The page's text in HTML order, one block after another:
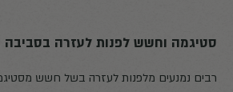
סטיגמה וחשש לפנות לעזרה בסביבה
רבים נמנעים מלפנות לעזרה בשל חשש